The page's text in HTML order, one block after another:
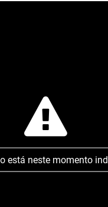
está neste momento